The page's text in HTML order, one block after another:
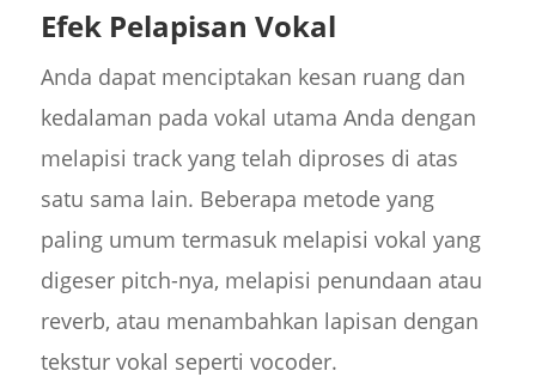
Efek Pelapisan Vokal
Anda dapat menciptakan kesan ruang dan
kedalaman pada vokal utama Anda dengan
melapisi track yang telah diproses di atas
satu sama lain. Beberapa metode yang
paling umum termasuk melapisi vokal yang
digeser pitch-nya, melapisi penundaan atau
reverb, atau menambahkan lapisan dengan
tekstur vokal seperti vocoder.